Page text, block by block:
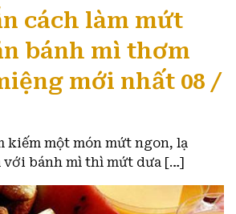
cách làm mứt
bánh mì thơm
mới nhất 08 /
kiếm một món mứt ngon, lạ
với bánh mì thì mứt dưa […]